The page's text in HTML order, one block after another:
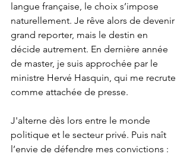
langue française, le choix s’impose
naturellement. Je rêve alors de devenir
grand reporter, mais le destin en
décide autrement. En dernière année
de master, je suis approchée par le
ministre Hervé Hasquin, qui me recrute
comme attachée de presse.
J'alterne dès lors entre le monde
politique et le secteur privé. Puis naît
l’envie de défendre mes convictions :